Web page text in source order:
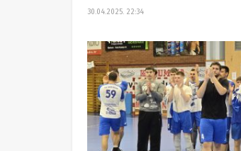
30.04.2025. 22:34